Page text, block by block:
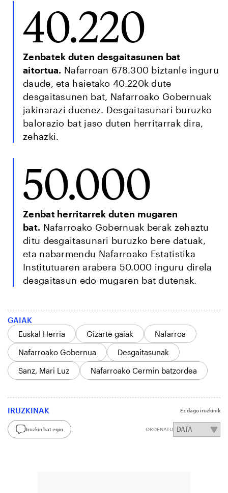
40.220
Zenbatek duten desgaitasunen bat
aitortua. Nafarroan 678.300 biztanle inguru
daude, eta haietako 40.220k dute
desgaitasunen bat, Nafarroako Gobernuak
jakinarazi duenez. Desgaitasunari buruzko
balorazio bat jaso duten herritarrak dira,
zehazki.
50.000
Zenbat herritarrek duten mugaren
bat. Nafarroako Gobernuak berak zehaztu
ditu desgaitasunari buruzko bere datuak,
eta nabarmendu Nafarroako Estatistika
Institutuaren arabera 50.000 inguru direla
desgaitasun edo mugaren bat dutenak.
GAIAK
Euskal Herria
Gizarte gaiak
Nafarroa
Nafarroako Gobernua
Desgaitasunak
Sanz, Mari Luz
Nafarroako Cermin batzordea
IRUZKINAK Ez dago iruzkinik
Iruzkin bat egin ORDENATU